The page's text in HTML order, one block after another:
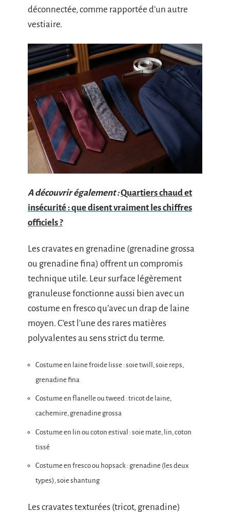
déconnectée, comme rapportée d’un autre
vestiaire.
A découvrir également :Quartiers chaud et
insécurité : que disent vraiment les chiffres
officiels ?
Les cravates en grenadine (grenadine grossa
ou grenadine fina) offrent un compromis
technique utile. Leur surface légèrement
granuleuse fonctionne aussi bien avec un
costume en fresco qu’avec un drap de laine
moyen. C’est l’une des rares matières
polyvalentes au sens strict du terme.
Costume en laine froide lisse : soie twill, soie reps,
grenadine fina
Costume en flanelle ou tweed : tricot de laine,
cachemire, grenadine grossa
Costume en lin ou coton estival : soie mate, lin, coton
tissé
Costume en fresco ou hopsack : grenadine (les deux
types), soie shantung
Les cravates texturées (tricot, grenadine)